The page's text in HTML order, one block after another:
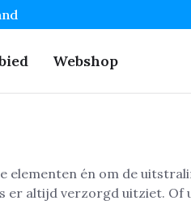
Webshop
elementen én om de
er altijd verzorgd uitziet. Of